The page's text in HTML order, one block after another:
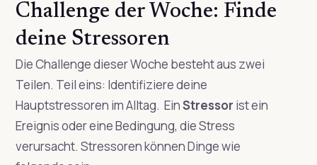
Challenge der Woche: Finde
deine Stressoren
Die Challenge dieser Woche besteht aus zwei
Teilen. Teil eins: Identifiziere deine
Hauptstressoren im Alltag. EinStressor ist ein
Ereignis oder eine Bedingung, die Stress
verursacht. Stressoren können Dinge wie